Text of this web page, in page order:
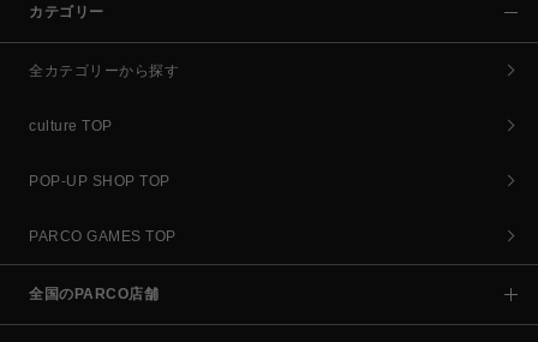
カテゴリー
全カテゴリーから探す
culture TOP
POP-UP SHOP TOP
PARCO GAMES TOP
全国のPARCO店舗